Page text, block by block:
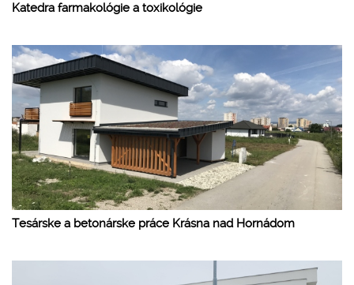
Katedra farmakológie a toxikológie
Tesárske a betonárske práce Krásna nad Hornádom